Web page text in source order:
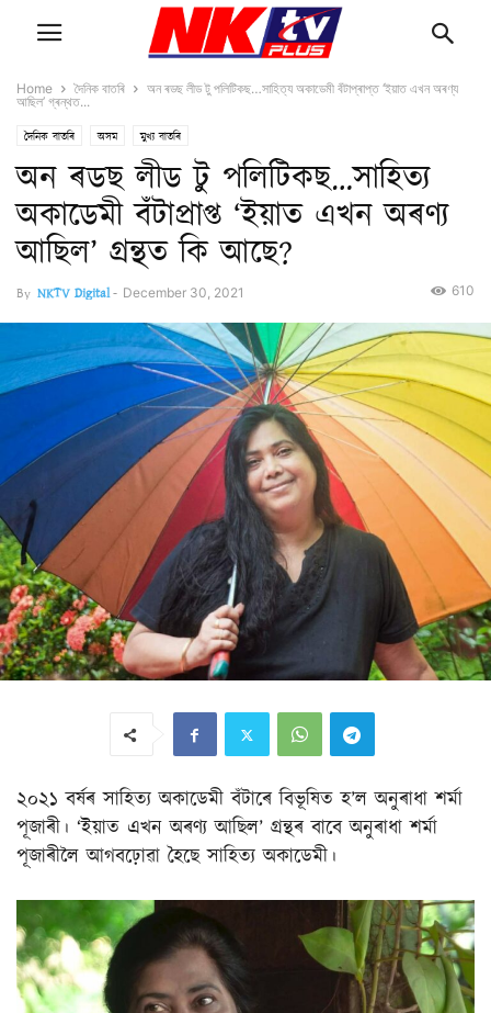
Home দৈনিক বাতৰি
অন ৰডছ লীড টু পলিটিকছ…সাহিত্য অকাডেমী বঁটাপ্ৰাপ্ত ‘ইয়াত এখন অৰণ্য
আছিল’ গ্ৰন্থত...
দৈনিক বাতৰি অসম মুখ্য বাতৰি
অন ৰডছ লীড টু পলিটিকছ…সাহিত্য
অকাডেমী বঁটাপ্ৰাপ্ত ‘ইয়াত এখন অৰণ্য
আছিল’ গ্ৰন্থত কি আছে?
By NKTV Digital- December 30, 2021 610
২০২১ বৰ্ষৰ সাহিত্য অকাডেমী বঁটাৰে বিভূষিত হ’ল অনুৰাধা শৰ্মা
পূজাৰী। ‘ইয়াত এখন অৰণ্য আছিল’ গ্ৰন্থৰ বাবে অনুৰাধা শৰ্মা
পূজাৰীলৈ আগবঢ়োৱা হৈছে সাহিত্য অকাডেমী।